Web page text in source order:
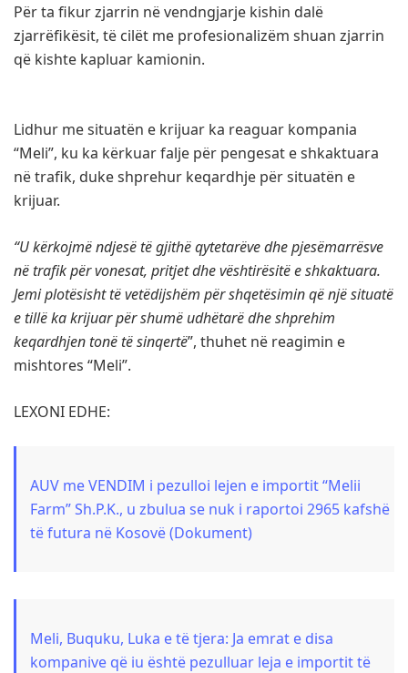
Për ta fikur zjarrin në vendngjarje kishin dalë
zjarrëfikësit, të cilët me profesionalizëm shuan zjarrin
që kishte kapluar kamionin.
Lidhur me situatën e krijuar ka reaguar kompania
“Meli”, ku ka kërkuar falje për pengesat e shkaktuara
në trafik, duke shprehur keqardhje për situatën e
krijuar.
“U kërkojmë ndjesë të gjithë qytetarëve dhe pjesëmarrësve
në trafik për vonesat, pritjet dhe vështirësitë e shkaktuara.
Jemi plotësisht të vetëdijshëm për shqetësimin që një situatë
e tillë ka krijuar për shumë udhëtarë dhe shprehim
keqardhjen tonë të sinqertë”, thuhet në reagimin e
mishtores “Meli”.
LEXONI EDHE:
AUV me VENDIM i pezulloi lejen e importit “Melii
Farm” Sh.P.K., u zbulua se nuk i raportoi 2965 kafshë
të futura në Kosovë (Dokument)
Meli, Buquku, Luka e të tjera: Ja emrat e disa
kompanive që iu është pezulluar leja e importit të